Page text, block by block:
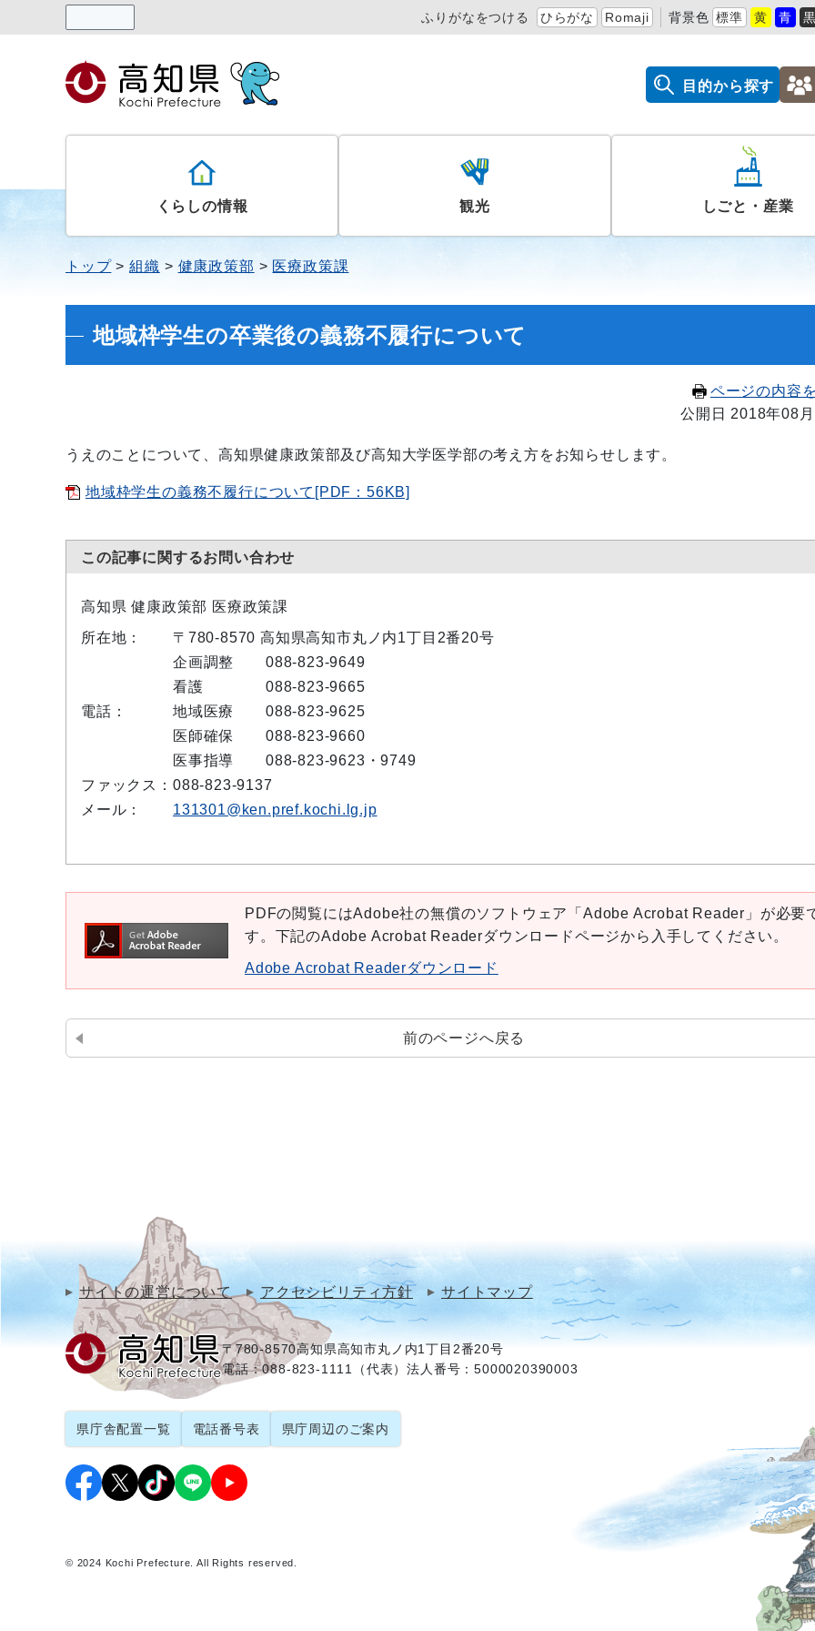
ふりがなをつける ひらがな Romaji 背景色 標準 黄 青
目的から探す
くらしの情報 観光 しごと・産業
トップ 組織 健康政策部 医療政策課
地域枠学生の卒業後の義務不履行について
ページの内容
公開日 2018年08
うえのことについて、高知県健康政策部及び高知大学医学部の考え方をお知らせします。
地域枠学生の義務不履行について[PDF：56KB]
この記事に関するお問い合わせ
高知県 健康政策部 医療政策課
所在地：
〒780-8570 高知県高知市丸ノ内1丁目2番20号
電話：
企画調整
088-823-9649
看護
088-823-9665
地域医療
088-823-9625
医師確保
088-823-9660
医事指導
088-823-9623・9749
ファックス： 088-823-9137
メール：
131301@ken.pref.kochi.lg.jp
PDFの閲覧にはAdobe社の無償のソフトウェア「Adobe Acrobat Reader」が必要
す。下記のAdobe Acrobat Readerダウンロードページから入手してください。
Adobe Acrobat Readerダウンロード
前のページへ戻る
サイトの運営について アクセシビリティ方針 サイトマップ
〒780-8570高知県高知市丸ノ内1丁目2番20号
電話：088-823-1111（代表）法人番号：5000020390003
県庁舎配置一覧 電話番号表 県庁周辺のご案内
© 2024 Kochi Prefecture. All Rights reserved.